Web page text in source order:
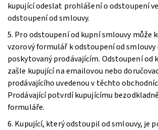
kupující odeslat prohlášení o odstoupení
odstoupení od smlouvy.
5. Pro odstoupení od kupní smlouvy může
vzorový formulář k odstoupení od
poskytovaný prodávajícím. Odstoupení od
zašle kupující na emailovou nebo
prodávajícího uvedenou v těchto
Prodávající potvrdí kupujícímu
formuláře.
6. Kupující, který odstoupil od smlouvy, je